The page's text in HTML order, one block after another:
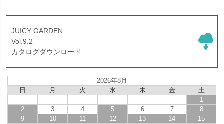
JUICY GARDEN
Vol.9.2
カタログダウンロード
2026年8月
日
月 火 水 木 金
土
1
2
3 4 5 6 7
8
9
10 11 12 13 14
15